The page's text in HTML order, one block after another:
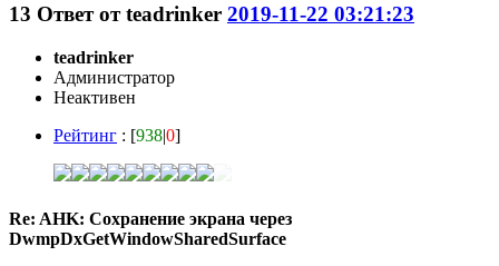
13 Ответ отteadrinker 2019-11-22 03:21:23
teadrinker
Администратор
Неактивен
Рейтинг : [938|0]
Re: AHK: Сохранение экрана через
DwmpDxGetWindowSharedSurface